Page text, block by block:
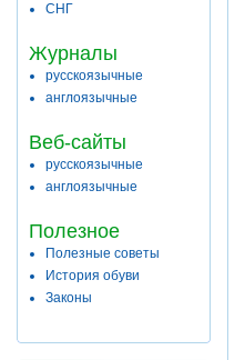
СНГ
Журналы
русскоязычные
англоязычные
Веб-сайты
русскоязычные
англоязычные
Полезное
Полезные советы
История обуви
Законы